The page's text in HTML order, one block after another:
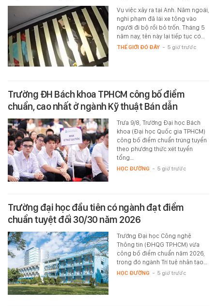
Vụ việc xảy ra tại Anh. Năm ngoái,
nghi phạm đã lái xe tông vào
người đi bộ rồi bỏ trốn. Tháng 5
năm nay, tên này lại tiếp tục có…
THẾ GIỚI ĐÓ ĐÂY - 5 giờ trước
Trường ĐH Bách khoa TPHCM công bố điểm
chuẩn, cao nhất ở ngành Kỹ thuật Bán dẫn
Trưa 9/8, Trường Đại học Bách
khoa (Đại học Quốc gia TPHCM)
công bố điểm chuẩn trúng tuyển
theo phương thức xét tuyển
tổng…
HỌC ĐƯỜNG - 5 giờ trước
Trường đại học đầu tiên có ngành đạt điểm
chuẩn tuyệt đối 30/30 năm 2026
Trường Đại học Công nghệ
Thông tin (ĐHQG TP.HCM) vừa
công bố điểm chuẩn năm 2026,
trong đó ngành Trí tuệ nhân tạo…
HỌC ĐƯỜNG - 5 giờ trước